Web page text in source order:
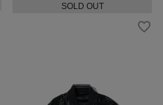
SOLD OUT